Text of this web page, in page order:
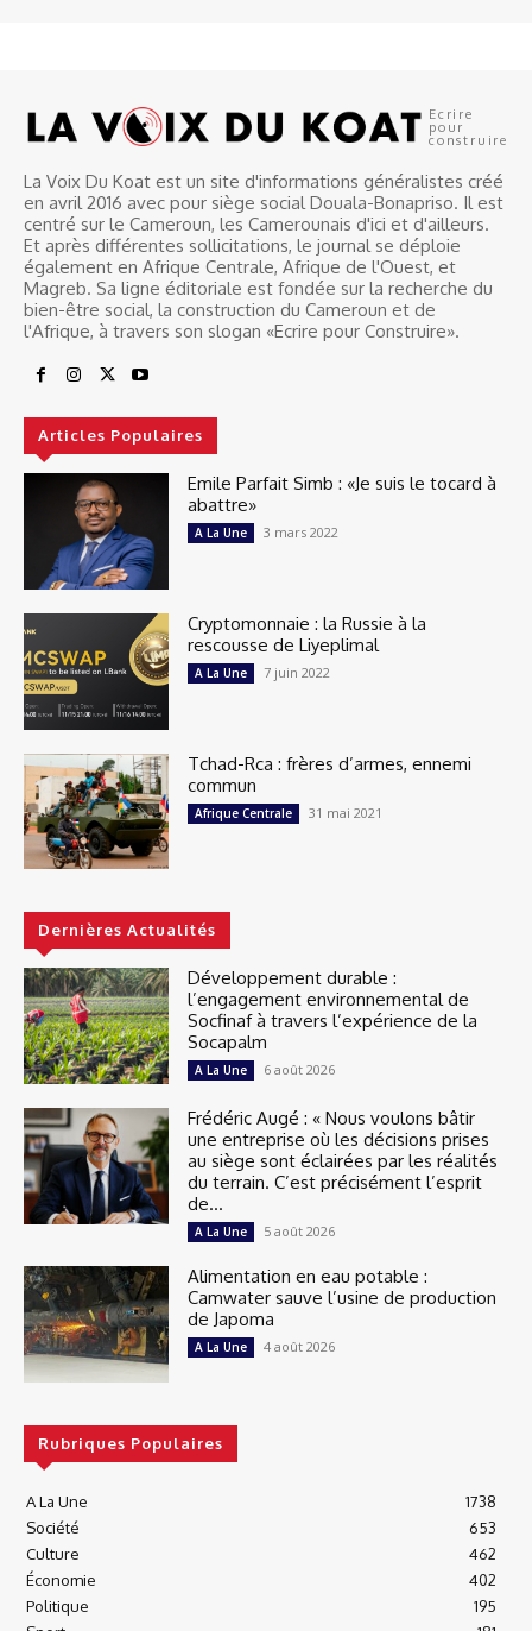
Ecrire
pour
construire
La Voix Du Koat est un site d'informations généralistes créé
en avril 2016 avec pour siège social Douala-Bonapriso. Il est
centré sur le Cameroun, les Camerounais d'ici et d'ailleurs.
Et après différentes sollicitations, le journal se déploie
également en Afrique Centrale, Afrique de l'Ouest, et
Magreb. Sa ligne éditoriale est fondée sur la recherche du
bien-être social, la construction du Cameroun et de
l'Afrique, à travers son slogan «Ecrire pour Construire».
Articles Populaires
Emile Parfait Simb : «Je suis le tocard à
abattre»
A La Une 3 mars 2022
Cryptomonnaie : la Russie à la
rescousse de Liyeplimal
A La Une 7 juin 2022
Tchad-Rca : frères d’armes, ennemi
commun
Afrique Centrale 31 mai 2021
Dernières Actualités
Développement durable :
l’engagement environnemental de
Socfinaf à travers l’expérience de la
Socapalm
A La Une 6 août 2026
Frédéric Augé : « Nous voulons bâtir
une entreprise où les décisions prises
au siège sont éclairées par les réalités
du terrain. C’est précisément l’esprit
de...
A La Une 5 août 2026
Alimentation en eau potable :
Camwater sauve l’usine de production
de Japoma
A La Une 4 août 2026
Rubriques Populaires
A La Une
1738
Société
653
Culture
462
Économie
402
Politique
195